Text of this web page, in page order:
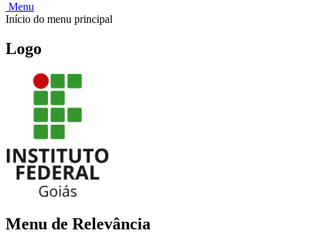
Menu
Início do menu principal
Logo
Menu de Relevância